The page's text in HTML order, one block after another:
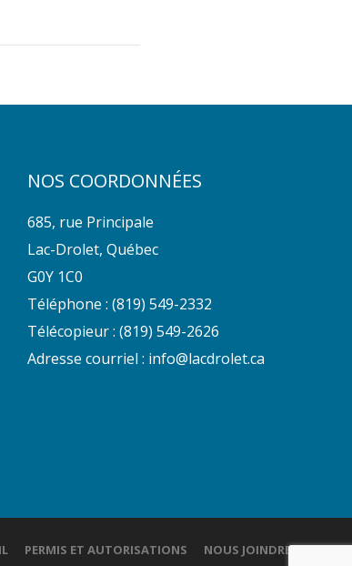
NOS COORDONNÉES
685, rue Principale
Lac-Drolet, Québec
G0Y 1C0
Téléphone : (819) 549-2332
Télécopieur : (819) 549-2626
Adresse courriel : info@lacdrolet.ca
PERMIS ET AUTORISATIONS NOUS JOINDRE